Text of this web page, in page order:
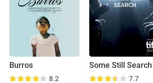
Burros
8.2
Some Still Search
7.7